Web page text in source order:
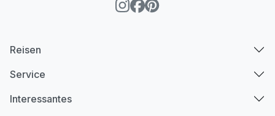
Reisen
Service
Interessantes